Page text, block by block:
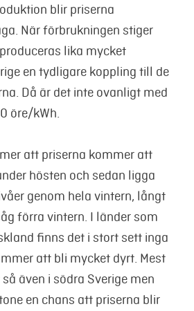
blir priserna
När förbrukningen stiger
lika mycket
en tydligare koppling till de
Då är det inte ovanligt med
öre/kWh.
att priserna kommer att
hösten och sedan ligga
genom hela vintern, långt
förra vintern. I länder som
finns det i stort sett inga
att bli mycket dyrt. Mest
även i södra Sverige men
en chans att priserna blir